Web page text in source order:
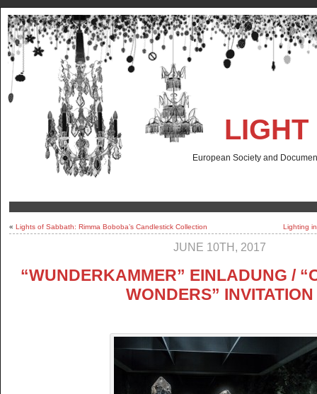
European Society and
« Lights of Sabbath: Rimma Boboba’s Candlestick Collection Lighting
JUNE 10TH, 2017
“WUNDERKAMMER” EINLADUNG /
WONDERS” INVITATION